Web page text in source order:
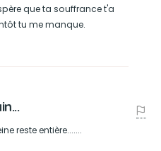
que ta souffrance t'a
tu me manque.
reste entière.......